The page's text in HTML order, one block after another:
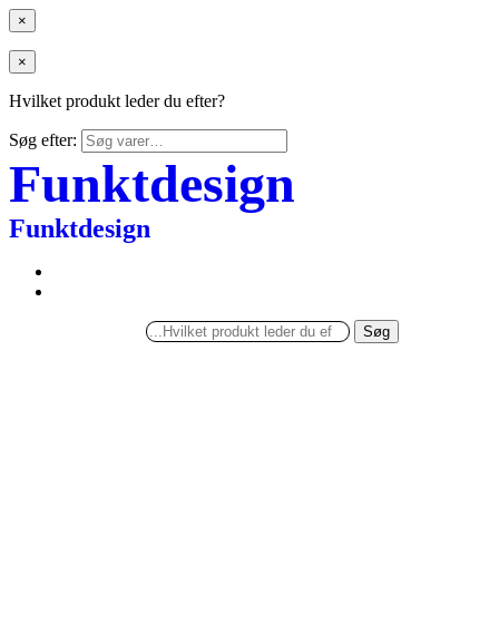
×
×
Hvilket produkt leder du efter?
Søg efter:
Funktdesign
Funktdesign
Søg